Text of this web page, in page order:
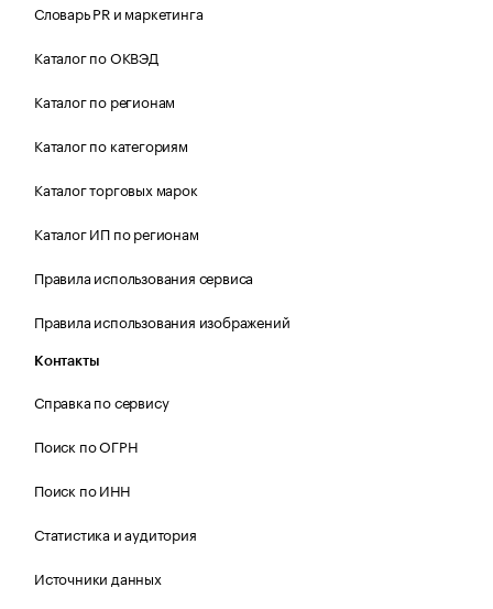
Словарь PR и маркетинга
Каталог по ОКВЭД
Каталог по регионам
Каталог по категориям
Каталог торговых марок
Каталог ИП по регионам
Правила использования сервиса
Правила использования изображений
Контакты
Справка по сервису
Поиск по ОГРН
Поиск по ИНН
Статистика и аудитория
Источники данных